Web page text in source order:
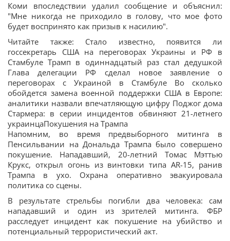
Коми впоследствии удалил сообщение и объяснил:
"Мне никогда не приходило в голову, что мое фото
будет воспринято как призыв к насилию".
Читайте также: Стало известно, появится ли
госсекретарь США на переговорах Украины и РФ в
Стамбуле Трамп в одиннадцатый раз стал дедушкой
Глава делегации РФ сделал новое заявление о
переговорах с Украиной в Стамбуле Во сколько
обойдется замена военной поддержки США в Европе:
аналитики назвали впечатляющую цифру Поджог дома
Стармера: в серии инцидентов обвиняют 21-летнего
украинцаПокушения на Трампа
Напомним, во время предвыборного митинга в
Пенсильвании на Дональда Трампа было совершено
покушение. Нападавший, 20-летний Томас Мэттью
Крукс, открыл огонь из винтовки типа AR-15, ранив
Трампа в ухо. Охрана оперативно эвакуировала
политика со сцены.
В результате стрельбы погибли два человека: сам
нападавший и один из зрителей митинга. ФБР
расследует инцидент как покушение на убийство и
потенциальный террористический акт.